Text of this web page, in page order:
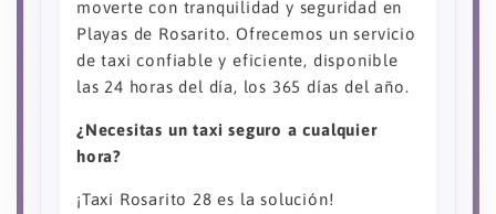
moverte con tranquilidad y seguridad en
Playas de Rosarito. Ofrecemos un servicio
de taxi confiable y eficiente, disponible
las 24 horas del día, los 365 días del año.
¿Necesitas un taxi seguro a cualquier
hora?
¡Taxi Rosarito 28 es la solución!